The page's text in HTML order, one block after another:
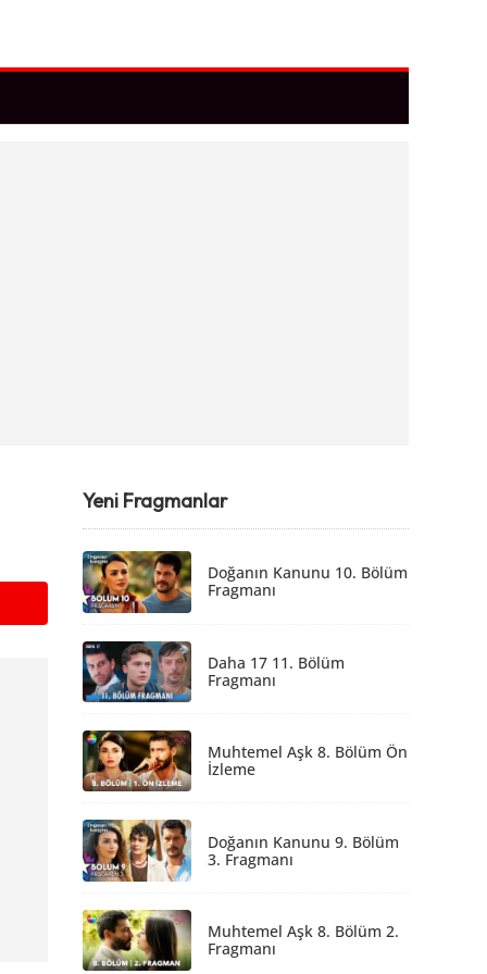
Yeni Fragmanlar
Doğanın Kanunu 10. Bölüm
Fragmanı
Daha 17 11. Bölüm
Fragmanı
Muhtemel Aşk 8. Bölüm Ön
İzleme
Doğanın Kanunu 9. Bölüm
3. Fragmanı
Muhtemel Aşk 8. Bölüm 2.
Fragmanı